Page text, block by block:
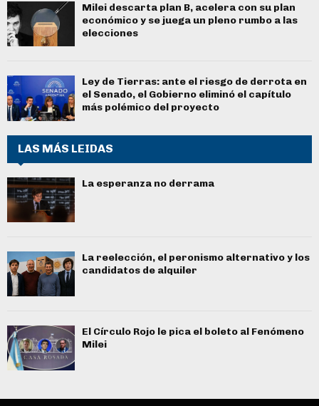
Milei descarta plan B, acelera con su plan
económico y se juega un pleno rumbo a las
elecciones
Ley de Tierras: ante el riesgo de derrota en
el Senado, el Gobierno eliminó el capítulo
más polémico del proyecto
LAS MÁS LEIDAS
La esperanza no derrama
La reelección, el peronismo alternativo y los
candidatos de alquiler
El Círculo Rojo le pica el boleto al Fenómeno
Milei